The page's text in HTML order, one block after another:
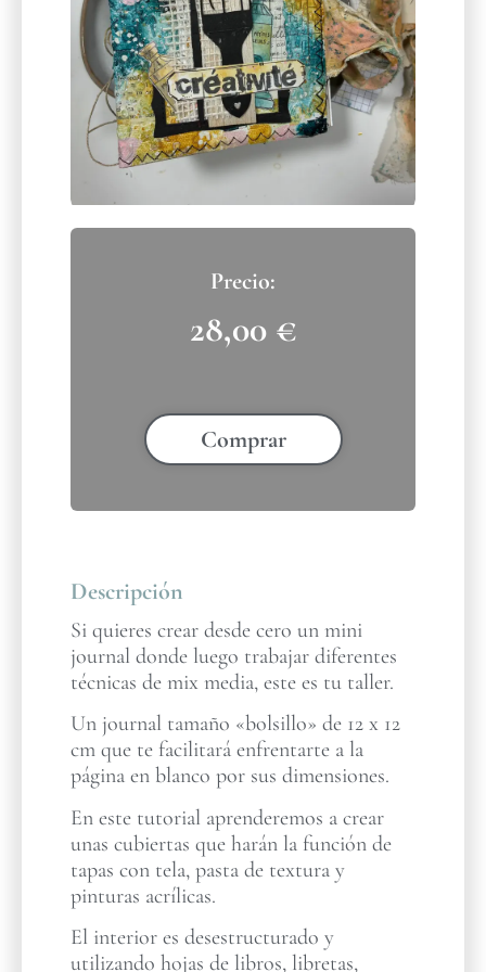
28,00 €
Comprar
Descripción
Si quieres crear desde cero un mini
journal donde luego trabajar diferentes
técnicas de mix media, este es tu taller.
Un journal tamaño «bolsillo» de 12 x 12
cm que te facilitará enfrentarte a la
página en blanco por sus dimensiones.
En este tutorial aprenderemos a crear
unas cubiertas que harán la función de
tapas con tela, pasta de textura y
pinturas acrílicas.
El interior es desestructurado y
utilizando hojas de libros, libretas,